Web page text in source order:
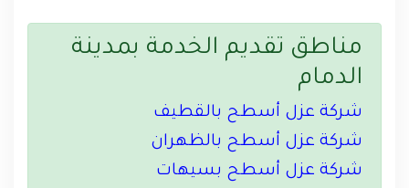
مناطق تقديم الخدمة بمدينة
الدمام
شركة عزل أسطح بالقطيف
شركة عزل أسطح بالظهران
شركة عزل أسطح بسيهات